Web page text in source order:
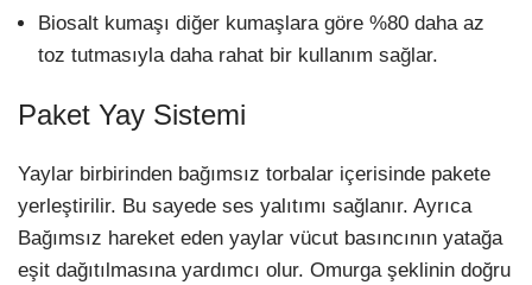
Biosalt kumaşı diğer kumaşlara göre %80 daha az
toz tutmasıyla daha rahat bir kullanım sağlar.
Paket Yay Sistemi
Yaylar birbirinden bağımsız torbalar içerisinde pakete
yerleştirilir. Bu sayede ses yalıtımı sağlanır. Ayrıca
Bağımsız hareket eden yaylar vücut basıncının yatağa
eşit dağıtılmasına yardımcı olur. Omurga şeklinin doğru